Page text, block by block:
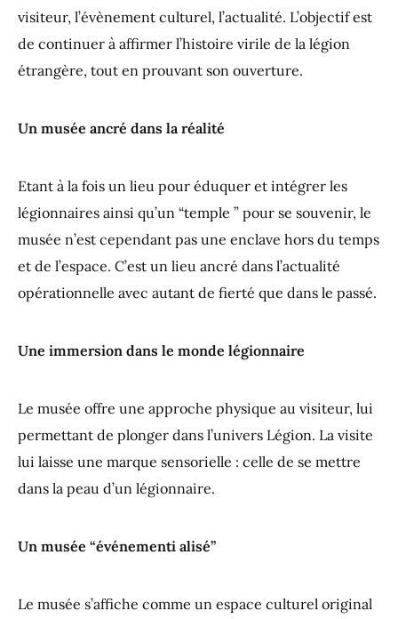
visiteur, l’évènement culturel, l’actualité. L’objectif est
de continuer à affirmer l’histoire virile de la légion
étrangère, tout en prouvant son ouverture.
Un musée ancré dans la réalité
Etant à la fois un lieu pour éduquer et intégrer les
légionnaires ainsi qu’un “temple ” pour se souvenir, le
musée n’est cependant pas une enclave hors du temps
et de l’espace. C’est un lieu ancré dans l’actualité
opérationnelle avec autant de fierté que dans le passé.
Une immersion dans le monde légionnaire
Le musée offre une approche physique au visiteur, lui
permettant de plonger dans l’univers Légion. La visite
lui laisse une marque sensorielle : celle de se mettre
dans la peau d’un légionnaire.
Un musée “événementi alisé”
Le musée s’affiche comme un espace culturel original